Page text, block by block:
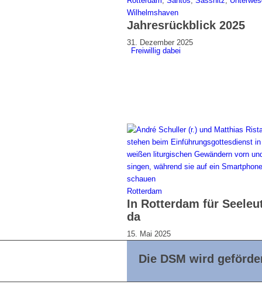
Freiwillig dabei
Wilhelmshaven
Jahresrückblick 2025
31. Dezember 2025
Rotterdam
In Rotterdam für
da
15. Mai 2025
Die DSM wird